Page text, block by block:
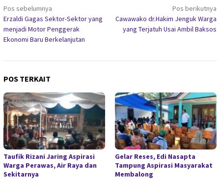
Navigasi
pos
Pos sebelumnya
Erzaldi Gagas Sektor-Sektor yang
menjadi Motor Penggerak
Ekonomi Baru Berkelanjutan
Pos berikutnya
Cawawako dr.Hakim Jenguk Warga
yang Terjatuh Usai Ambil Baksos
POS TERKAIT
Taufik Rizani Jaring Aspirasi
Warga Perawas, Air Raya dan
Sekitarnya
Gelar Reses, Edi Nasapta
Tampung Aspirasi Masyarakat
Membalong